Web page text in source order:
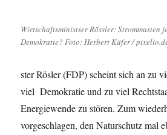
Wirtschaftsministser Rössler: Strommasten
Demokratie? Foto: Herbert Käfer /
ster Rösler (FDP) scheint sich an zu
viel Demokratie und zu viel
Energiewende zu stören. Zum
vorgeschlagen, den Naturschutz mal